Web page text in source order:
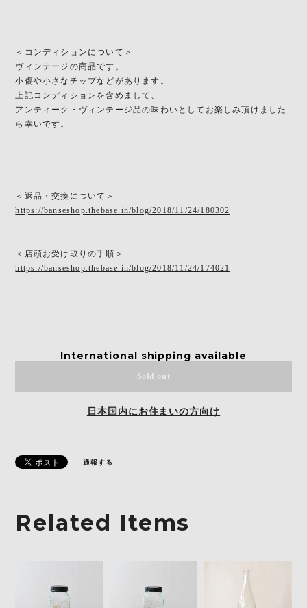
＜コンディションについて＞
ヴィンテージの商品です。
小傷や小さなチップなどがあります。
上記コンディションを含めまして、
アンティーク・ヴィンテージ品の味わいとしてお楽しみ頂けました
ら幸いです。
＜返品・交換について＞
https://banseshop.thebase.in/blog/2018/11/24/180302
＜店頭お受け取りの手順＞
https://banseshop.thebase.in/blog/2018/11/24/174021
International shipping available
Sold out
日本国内にお住まいの方向け
通報する
Related Items